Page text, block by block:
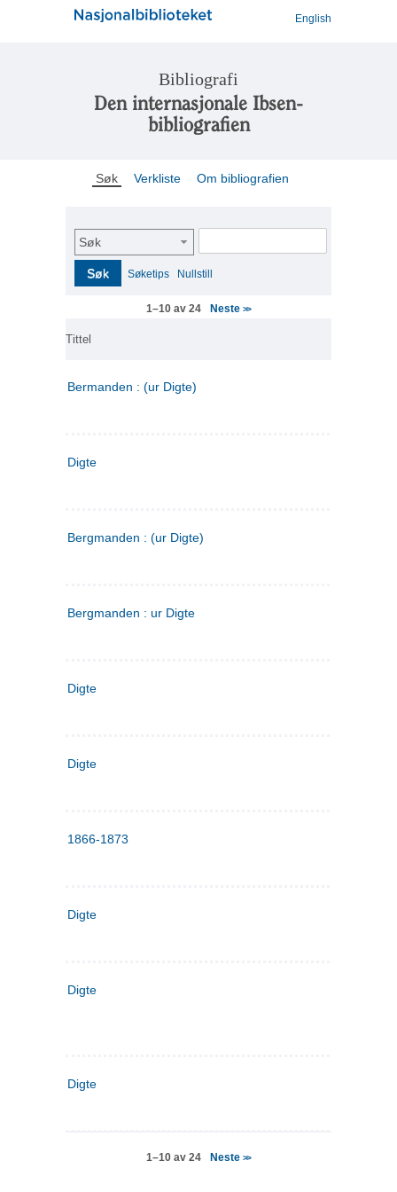
English
Bibliografi
Den internasjonale Ibsen-
bibliografien
Søk Verkliste Om bibliografien
Søk
Søk Søketips Nullstill
1–10 av 24 Neste>>
Tittel
Bermanden : (ur Digte)
Digte
Bergmanden : (ur Digte)
Bergmanden : ur Digte
Digte
Digte
1866-1873
Digte
Digte
Digte
1–10 av 24 Neste>>